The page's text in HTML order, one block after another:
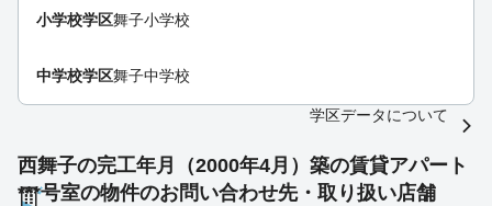
小学校学区舞子小学校
中学校学区舞子中学校
学区データについて
西舞子の完工年月（2000年4月）築の賃貸アパート
***号室の物件のお問い合わせ先・取り扱い店舗